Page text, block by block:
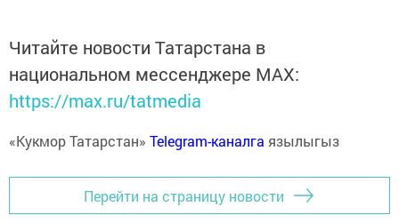
Читайте новости Татарстана в
национальном мессенджере MАХ:
https://max.ru/tatmedia
«Кукмор Татарстан» Telegram-каналга язылыгыз
Перейти на страницу новости